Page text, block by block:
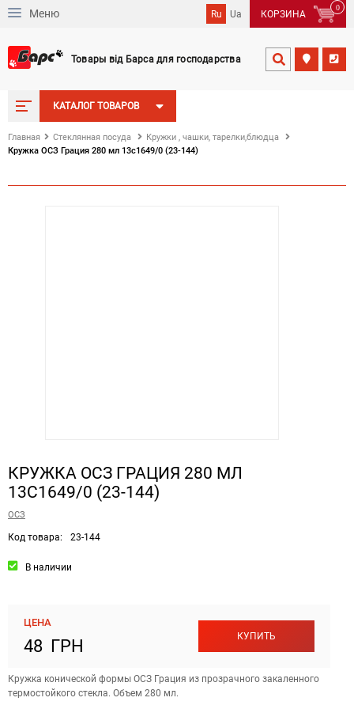
Меню Ru Ua
0
КОРЗИНА
Товары від Барса для господарства  
КАТАЛОГ ТОВАРОВ
Главная Стеклянная посуда
Кружки , чашки, тарелки,блюдца
Кружка ОСЗ Грация 280 мл 13с1649/0 (23-144)
КРУЖКА ОСЗ ГРАЦИЯ 280 МЛ
13С1649/0 (23-144)
ОСЗ
Код товара: 23-144
В наличии
ЦЕНА
48 ГРН КУПИТЬ
Кружка конической формы ОСЗ Грация из прозрачного закаленного
термостойкого стекла. Объем 280 мл.